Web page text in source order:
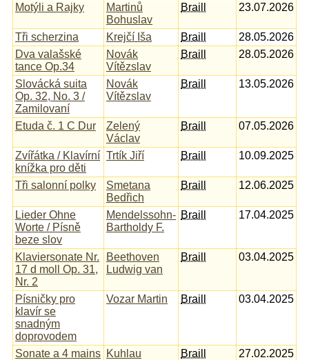
Motýli a Rajky
Martinů
Bohuslav
Braill 23.07.2026
Tři scherzina Krejčí Iša Braill
28.05.2026
Dva valašské
tance Op.34
Novák
Vítězslav
Braill 28.05.2026
Slovácká suita
Op. 32, No. 3 /
Zamilovaní
Novák
Vítězslav
Braill 13.05.2026
Etuda č. 1 C Dur
Zelený
Václav
Braill 07.05.2026
Zvířátka / Klavírní
knížka pro děti
Trtík Jiří Braill 10.09.2025
Tři salonní polky
Smetana
Bedřich
Braill 12.06.2025
Lieder Ohne
Worte / Písně
beze slov
Mendelssohn-
Bartholdy F.
Braill 17.04.2025
Klaviersonate Nr.
17 d moll Op. 31,
Nr. 2
Beethoven
Ludwig van
Braill 03.04.2025
Písničky pro
klavír se
snadným
doprovodem
Vozar Martin Braill 03.04.2025
Sonate a 4 mains Kuhlau
Braill 27.02.2025